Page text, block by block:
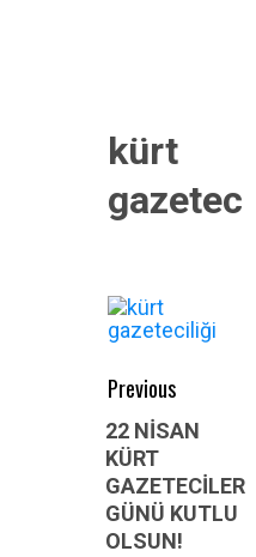
kürt
Post
navigation
Previous
Previous
post:
22 NİSAN
KÜRT
GAZETECİLER
GÜNÜ KUTLU
OLSUN!